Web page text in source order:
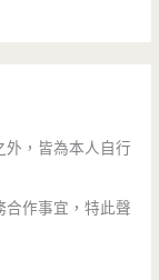
，皆為本人自行
作事宜，特此聲